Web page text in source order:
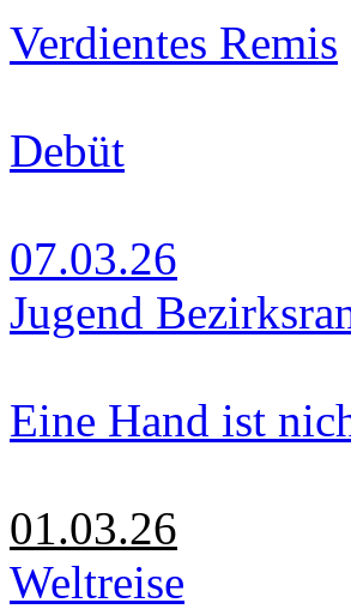
Verdientes Remis
Debüt
07.03.26
Jugend
Eine Hand ist
01.03.26
Weltreise